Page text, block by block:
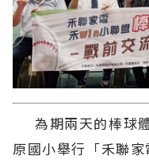
為期兩天的棒球
原國小舉行「禾聯